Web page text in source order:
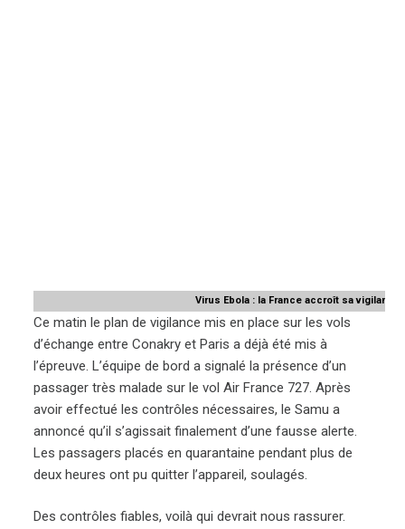
Virus Ebola : la France accroît sa vigilance
Ce matin le plan de vigilance mis en place sur les vols
d’échange entre Conakry et Paris a déjà été mis à
l’épreuve. L’équipe de bord a signalé la présence d’un
passager très malade sur le vol Air France 727. Après
avoir effectué les contrôles nécessaires, le Samu a
annoncé qu’il s’agissait finalement d’une fausse alerte.
Les passagers placés en quarantaine pendant plus de
deux heures ont pu quitter l’appareil, soulagés.
Des contrôles fiables, voilà qui devrait nous rassurer.